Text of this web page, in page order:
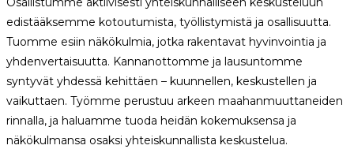
edistääksemme kotoutumista, työllistymistä ja osallisuutta.
Tuomme esiin näkökulmia, jotka rakentavat hyvinvointia ja
yhdenvertaisuutta. Kannanottomme ja lausuntomme
syntyvät yhdessä kehittäen – kuunnellen, keskustellen ja
vaikuttaen. Työmme perustuu arkeen maahanmuuttaneiden
rinnalla, ja haluamme tuoda heidän kokemuksensa ja
näkökulmansa osaksi yhteiskunnallista keskustelua.